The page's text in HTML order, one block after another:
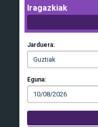
Iragazkiak
Jarduera:
Eguna: